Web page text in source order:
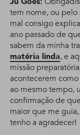
tem nome, ou pelo
mal consigo
ano passado de
sabem da minha
matéria linda, e
missão
acontecerem
ao mesmo tempo,
confirmação de
maior que me
tenho a agradecer!